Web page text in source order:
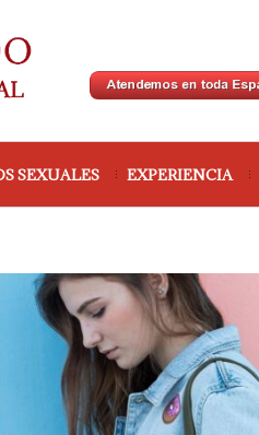
SEXUALES EXPERIENCIA